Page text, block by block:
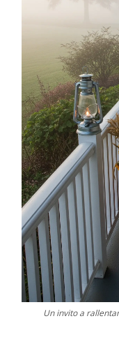
Un invito a